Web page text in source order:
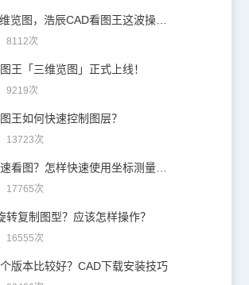
支持查看三维览图，浩辰CAD看图王这波操作太惊艳！
次
王「三维览图」正式上线！
次
王如何快速控制图层？
次
CAD怎样快速看图？怎样快速使用坐标测量功能？
次
转复制图型？应该怎样操作？
次
版本比较好？CAD下载安装技巧